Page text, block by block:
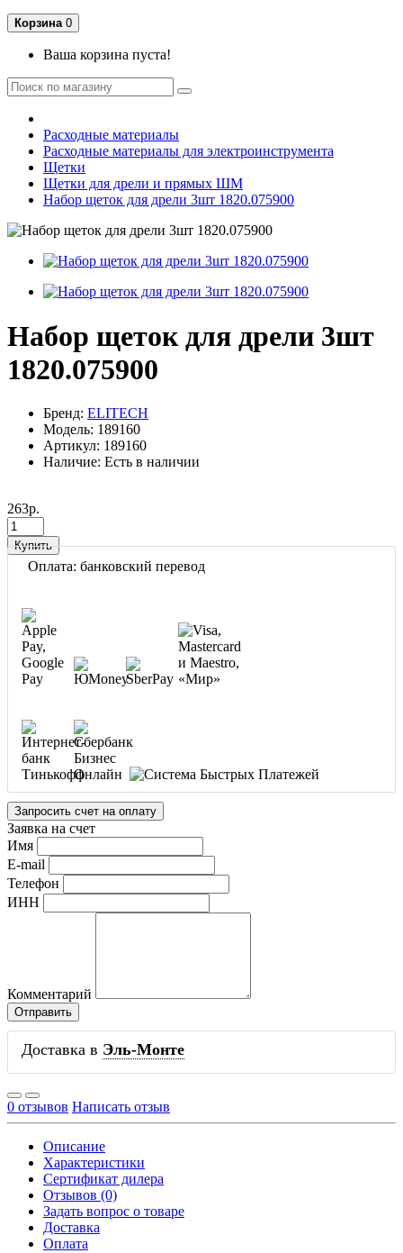
Корзина 0
Ваша корзина пуста!
Расходные материалы
Расходные материалы для электроинструмента
Щетки
Щетки для дрели и прямых ШМ
Набор щеток для дрели 3шт 1820.075900
Набор щеток для дрели 3шт
1820.075900
Бренд: ELITECH
Модель: 189160
Артикул: 189160
Наличие: Есть в наличии
263р.
Купить
Оплата: банковский перевод
Запросить счет на оплату
Заявка на счет
Имя
E-mail
Телефон
ИНН
Комментарий
Доставка в Эль-Монте
0 отзывов Написать отзыв
Описание
Характеристики
Сертификат дилера
Отзывов (0)
Задать вопрос о товаре
Доставка
Оплата